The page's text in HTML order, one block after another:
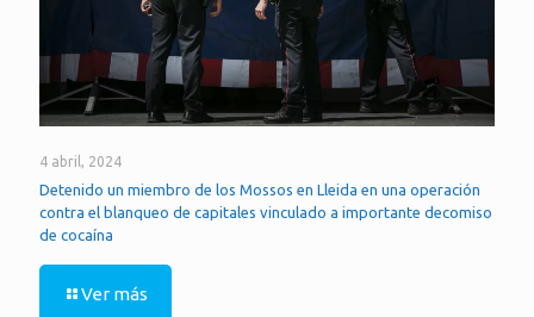
4 abril, 2024
Detenido un miembro de los Mossos en Lleida en una operación
contra el blanqueo de capitales vinculado a importante decomiso
de cocaína
Ver más